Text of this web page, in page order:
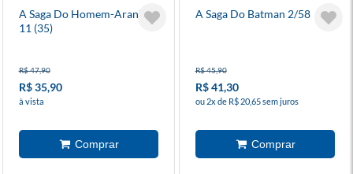
A Saga Do Homem-Aranha
11 (35)
R$ 47,90
R$ 35,90
à vista
A Saga Do Batman 2/58
R$ 45,90
R$ 41,30
ou 2x de R$ 20,65 sem juros